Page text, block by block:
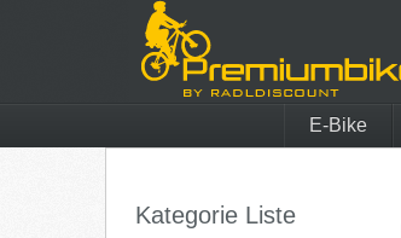
E-Bike
Kategorie Liste